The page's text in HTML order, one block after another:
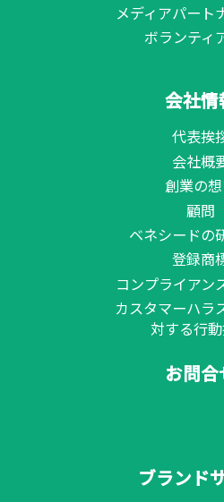
メディアパート
ボランティ
会社情
代表挨
会社概
創業の
顧問
ベネシードの
登録商
コンプライアン
カスタマーハラ
対する行
お問合
ブランド